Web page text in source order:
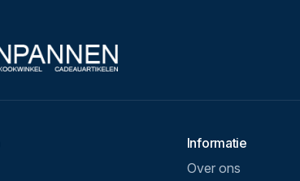
Informatie
Over ons